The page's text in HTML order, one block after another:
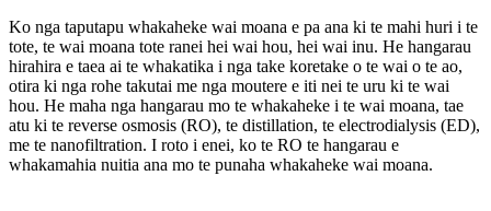
Ko nga taputapu whakaheke wai moana e pa ana ki te mahi huri i te
tote, te wai moana tote ranei hei wai hou, hei wai inu. He hangarau
hirahira e taea ai te whakatika i nga take koretake o te wai o te ao,
otira ki nga rohe takutai me nga moutere e iti nei te uru ki te wai
hou. He maha nga hangarau mo te whakaheke i te wai moana, tae
atu ki te reverse osmosis (RO), te distillation, te electrodialysis (ED),
me te nanofiltration. I roto i enei, ko te RO te hangarau e
whakamahia nuitia ana mo te punaha whakaheke wai moana.